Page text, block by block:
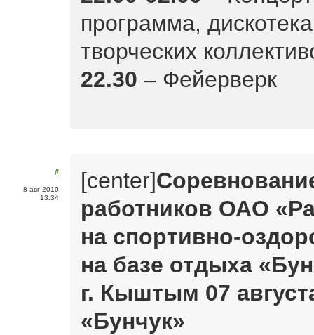
программа,
творческих
22.30 – Фейерверк
#
8 авг 2010,
13:34
[center]
работников ОАО
на спортивно-
на базе отдыха
г. Кыштым 07
«Бунчук»